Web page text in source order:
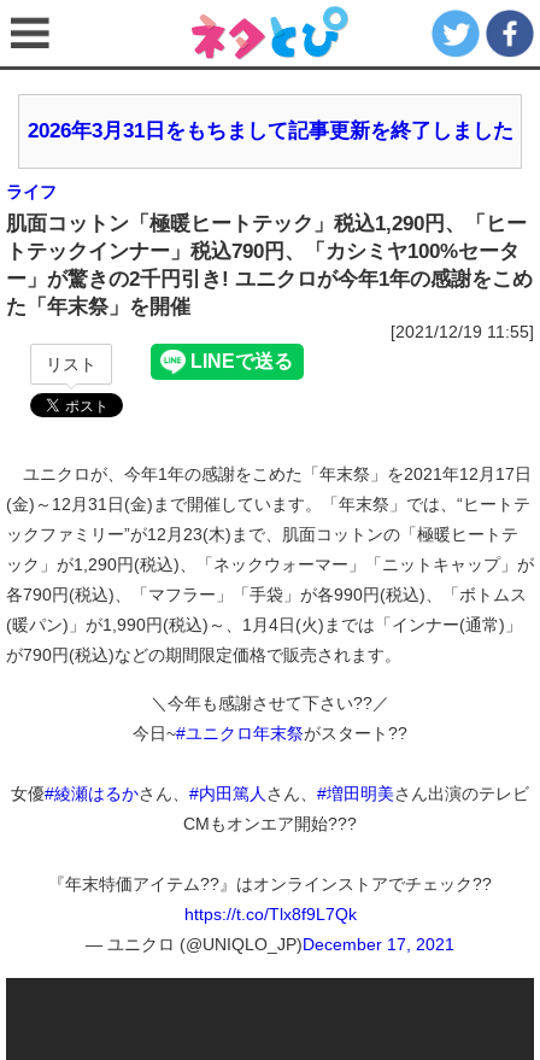
2026年3月31日をもちまして記事更新を終了しました
ライフ
肌面コットン「極暖ヒートテック」税込1,290円、「ヒー
トテックインナー」税込790円、「カシミヤ100%セータ
ー」が驚きの2千円引き! ユニクロが今年1年の感謝をこめ
た「年末祭」を開催
[2021/12/19 11:55]
リスト
ユニクロが、今年1年の感謝をこめた「年末祭」を2021年12月17日
(金)～12月31日(金)まで開催しています。「年末祭」では、“ヒートテ
ックファミリー”が12月23(木)まで、肌面コットンの「極暖ヒートテ
ック」が1,290円(税込)、「ネックウォーマー」「ニットキャップ」が
各790円(税込)、「マフラー」「手袋」が各990円(税込)、「ボトムス
(暖パン)」が1,990円(税込)～、1月4日(火)までは「インナー(通常)」
が790円(税込)などの期間限定価格で販売されます。
＼今年も感謝させて下さい??／
今日~#ユニクロ年末祭がスタート??
女優#綾瀬はるかさん、 #内田篤人 さん、 #増田明美さん出演のテレビ
CMもオンエア開始???
『年末特価アイテム??』はオンラインストアでチェック??
https://t.co/Tlx8f9L7Qk
— ユニクロ (@UNIQLO_JP)December 17, 2021